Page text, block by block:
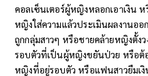
คอลเซ็นเตอร์ผู้หญิงหลอกเอาเงิน ห
หญิงใส่ความแล้วประเมินผลงานอ
ถูกกลุ่มสาวๆ หรือชายคล้ายหญิงตั้ง
รอบตัวที่เป็นผู้หญิงขยันป่วย หรือ
หญิงที่อยู่รอบตัว หรือแฟนสาวยืมเงิ